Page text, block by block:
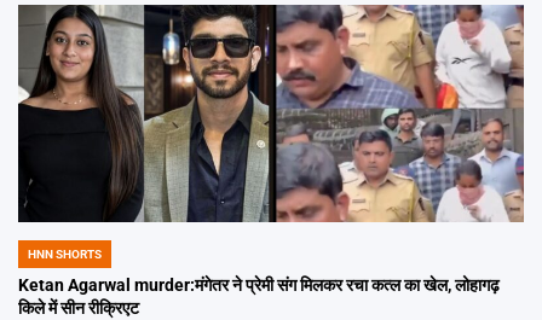
POSTED
IN
HNN SHORTS
Ketan Agarwal murder:मंगेतर ने प्रेमी संग मिलकर रचा कत्ल का खेल, लोहागढ़
किले में सीन रीक्रिएट